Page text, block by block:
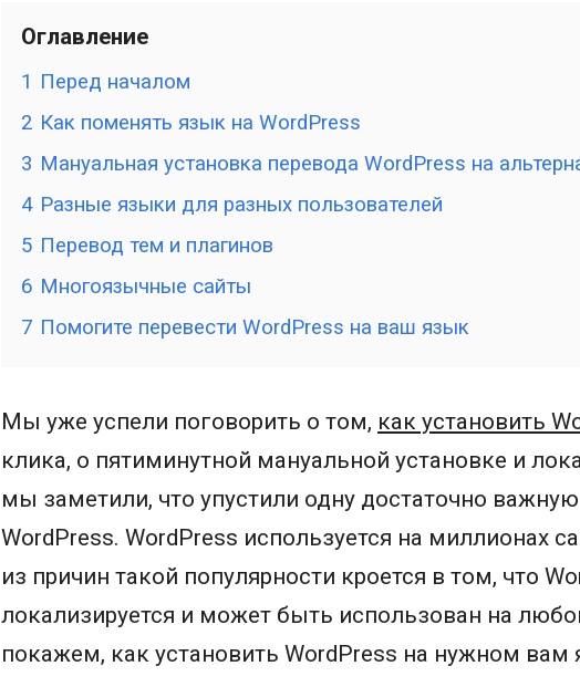
Оглавление
1 Перед началом
2 Как поменять язык на WordPress
3 Мануальная установка перевода WordPress на
4 Разные языки для разных пользователей
5 Перевод тем и плагинов
6 Многоязычные сайты
7 Помогите перевести WordPress на ваш язык
Мы уже успели поговорить о том, как установить
клика, о пятиминутной мануальной установке и
мы заметили, что упустили одну достаточно
WordPress. WordPress используется на миллионах
из причин такой популярности кроется в том, что
локализируется и может быть использован на
покажем, как установить WordPress на нужном вам